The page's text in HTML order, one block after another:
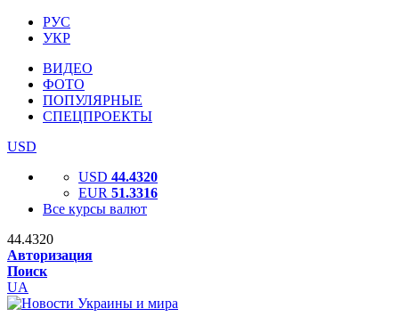
РУС
УКР
ВИДЕО
ФОТО
ПОПУЛЯРНЫЕ
СПЕЦПРОЕКТЫ
USD
USD 44.4320
EUR 51.3316
Все курсы валют
44.4320
Авторизация
Поиск
UA